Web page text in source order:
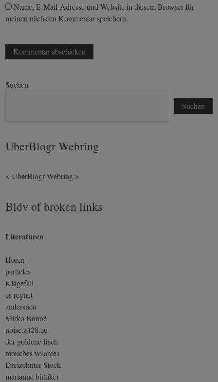
Name, E-Mail-Adresse und Website in diesem Browser für
meinen nächsten Kommentar speichern.
Suchen
Suchen
UberBlogr Webring
< UberBlogr Webring >
Bldv of broken links
Literaturen
Horen
particles
Klagefall
es regnet
andersneu
Mirko Bonné
noise.z428.eu
der goldene fisch
mouches volantes
Dreizehnter Stock
marianne büttiker